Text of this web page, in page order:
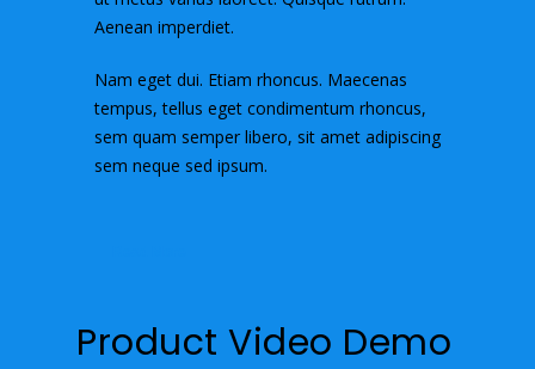
Aenean imperdiet.
Nam eget dui. Etiam rhoncus. Maecenas
tempus, tellus eget condimentum rhoncus,
sem quam semper libero, sit amet adipiscing
sem neque sed ipsum.
Product Video Demo